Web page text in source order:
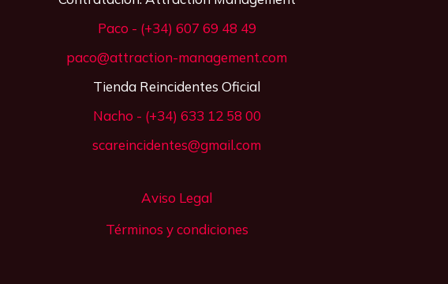
Paco - (+34) 607 69 48 49
paco@attraction-management.com
Tienda Reincidentes Oficial
Nacho - (+34) 633 12 58 00
scareincidentes@gmail.com
Aviso Legal
Términos y condiciones